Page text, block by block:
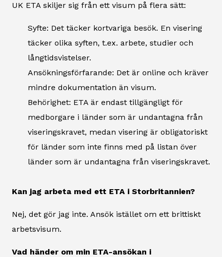
UK ETA skiljer sig från ett visum på flera sätt:
Syfte: Det täcker kortvariga besök. En visering
täcker olika syften, t.ex. arbete, studier och
långtidsvistelser.
Ansökningsförfarande: Det är online och kräver
mindre dokumentation än visum.
Behörighet: ETA är endast tillgängligt för
medborgare i länder som är undantagna från
viseringskravet, medan visering är obligatoriskt
för länder som inte finns med på listan över
länder som är undantagna från viseringskravet.
Kan jag arbeta med ett ETA i Storbritannien?
Nej, det gör jag inte. Ansök istället om ett brittiskt
arbetsvisum.
Vad händer om min ETA-ansökan i